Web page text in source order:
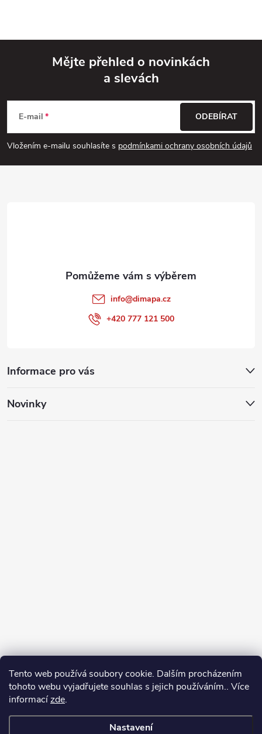
Tento web používá soubory cookie. Dalším procházením
tohoto webu vyjadřujete souhlas s jejich používáním.. Více
informacízde.
Nastavení
p
s
u
p
a
Mějte přehled o novinkách
a slevách
E-mail
Vložením e-mailu souhlasíte s podmínkami ochrany osobních údajů
ODEBÍRAT
Informace pro vás
Novinky
info@dimapa.cz
+420 777 121 500